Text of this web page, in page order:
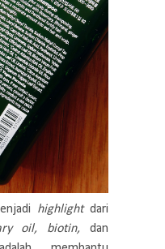
highlight dari
oil, biotin, dan